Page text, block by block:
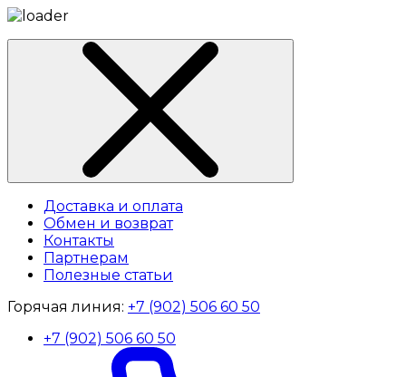
Доставка и оплата
Обмен и возврат
Контакты
Партнерам
Полезные статьи
Горячая линия: +7 (902) 506 60 50
+7 (902) 506 60 50